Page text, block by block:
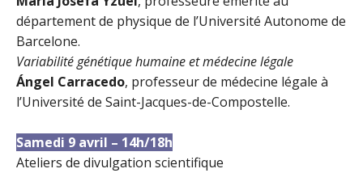
département de physique de l’Université Autonome de
Barcelone.
Variabilité génétique humaine et médecine légale
Ángel Carracedo, professeur de médecine légale à
l’Université de Saint-Jacques-de-Compostelle.
Samedi 9 avril – 14h/18h
Ateliers de divulgation scientifique